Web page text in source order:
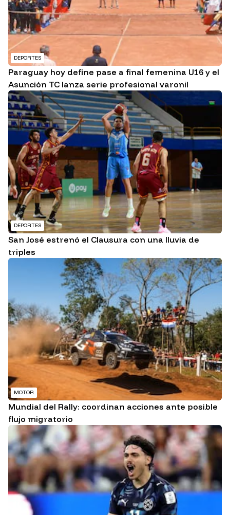
DEPORTES
Paraguay hoy define pase a final femenina U16 y el
Asunción TC lanza serie profesional varonil
DEPORTES
San José estrenó el Clausura con una lluvia de
triples
MOTOR
Mundial del Rally: coordinan acciones ante posible
flujo migratorio